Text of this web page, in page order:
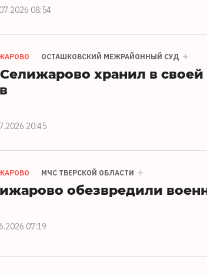
08:54
ОСТАШКОВСКИЙ МЕЖРАЙОННЫЙ СУД
хранил в
20:45
МЧС ТВЕРСКОЙ ОБЛАСТИ
обезвредили
07:19